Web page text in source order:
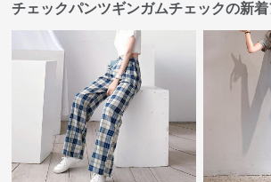
チェックパンツギンガムチェックの新